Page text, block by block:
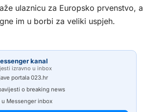
ulaznicu za Europsko prvenstvo, a
im u borbi za veliki uspjeh.
kanal
izravno u inbox
portala 023.hr
o breaking news
u Messenger inbox